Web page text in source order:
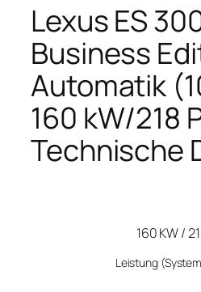
Lexus ES
Business
Automatik
160 kW/218
Technische
160 KW /
Leistung